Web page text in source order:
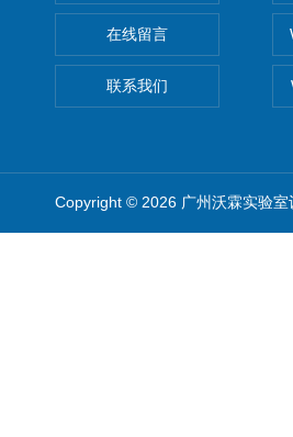
在线留言
联系我们
Copyright © 2026 广州沃霖实验